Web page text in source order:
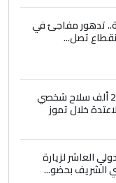
تدهور مفاجئ في
تصل...
الداخلية: تسجيل أكثر من 20 ألف سلاح شخصي
خلال تموز
العاشر لزيارة
الشريف بحضو...